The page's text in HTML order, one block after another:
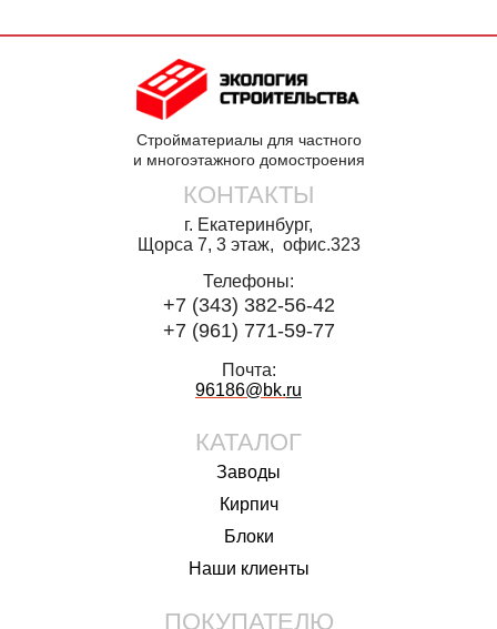
Стройматериалы для частного
и многоэтажного домостроения
КОНТАКТЫ
г. Екатеринбург,
Щорса 7, 3 этаж, офис.323
Телефоны:
+7 (343) 382-56-42
+7 (961) 771-59-77
Почта:
96186@bk.ru
КАТАЛОГ
Заводы
Кирпич
Блоки
Наши клиенты
ПОКУПАТЕЛЮ